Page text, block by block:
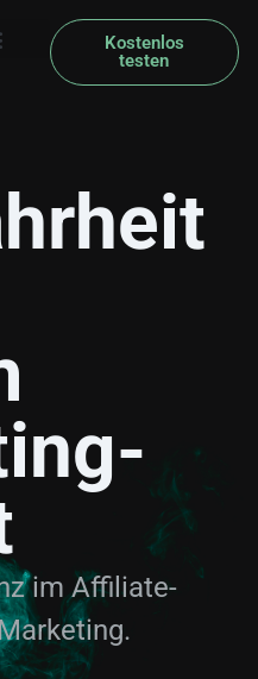
Kostenlos
testen
im Affiliate-